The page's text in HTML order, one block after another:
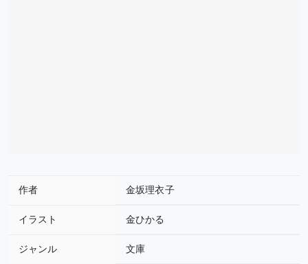
作者 金坂理衣子
イラスト 金ひかる
ジャンル 文庫